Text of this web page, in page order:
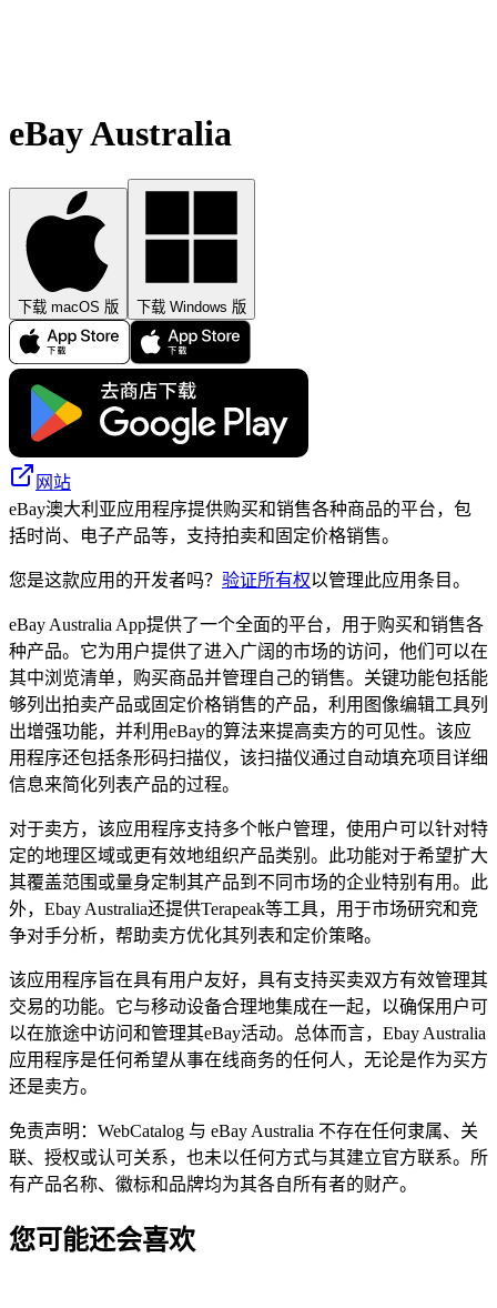
eBay Australia
下载 macOS 版 下载 Windows 版
网站
eBay澳大利亚应用程序提供购买和销售各种商品的平台，包
括时尚、电子产品等，支持拍卖和固定价格销售。
您是这款应用的开发者吗？ 验证所有权以管理此应用条目。
eBay Australia App提供了一个全面的平台，用于购买和销售各
种产品。它为用户提供了进入广阔的市场的访问，他们可以在
其中浏览清单，购买商品并管理自己的销售。关键功能包括能
够列出拍卖产品或固定价格销售的产品，利用图像编辑工具列
出增强功能，并利用eBay的算法来提高卖方的可见性。该应
用程序还包括条形码扫描仪，该扫描仪通过自动填充项目详细
信息来简化列表产品的过程。
对于卖方，该应用程序支持多个帐户管理，使用户可以针对特
定的地理区域或更有效地组织产品类别。此功能对于希望扩大
其覆盖范围或量身定制其产品到不同市场的企业特别有用。此
外，Ebay Australia还提供Terapeak等工具，用于市场研究和竞
争对手分析，帮助卖方优化其列表和定价策略。
该应用程序旨在具有用户友好，具有支持买卖双方有效管理其
交易的功能。它与移动设备合理地集成在一起，以确保用户可
以在旅途中访问和管理其eBay活动。总体而言，Ebay Australia
应用程序是任何希望从事在线商务的任何人，无论是作为买方
还是卖方。
免责声明：WebCatalog 与 eBay Australia 不存在任何隶属、关
联、授权或认可关系，也未以任何方式与其建立官方联系。所
有产品名称、徽标和品牌均为其各自所有者的财产。
您可能还会喜欢